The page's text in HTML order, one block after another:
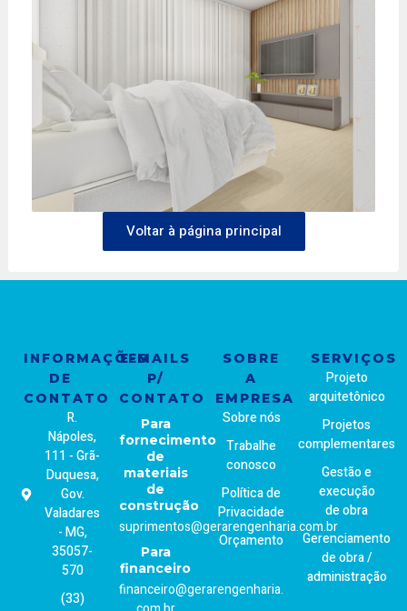
Voltar à página principal
INFORMAÇÕES
DE
CONTATO
R.
Nápoles,
111 - Grã-
Duquesa,
Gov.
Valadares
- MG,
35057-
570
(33)
E-MAILS
P/
CONTATO
Para
fornecimento
de
materiais
de
construção
suprimentos@gerarengenharia.com.br
Para
financeiro
financeiro@gerarengenharia.
SOBRE
A
EMPRESA
Sobre nós
Trabalhe
conosco
Política de
Privacidade
Orçamento
SERVIÇOS
Projeto
arquitetônico
Projetos
complementares
Gestão e
execução
de obra
Gerenciamento
de obra /
administração